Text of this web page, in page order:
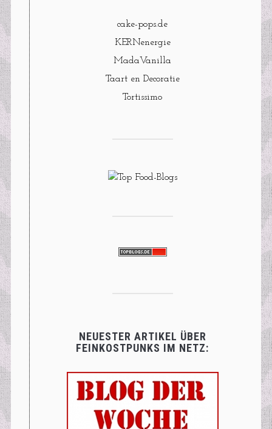
cake-pops.de
KERNenergie
MadaVanilla
Taart en Decoratie
Tortissimo
NEUESTER ARTIKEL ÜBER
FEINKOSTPUNKS IM NETZ: